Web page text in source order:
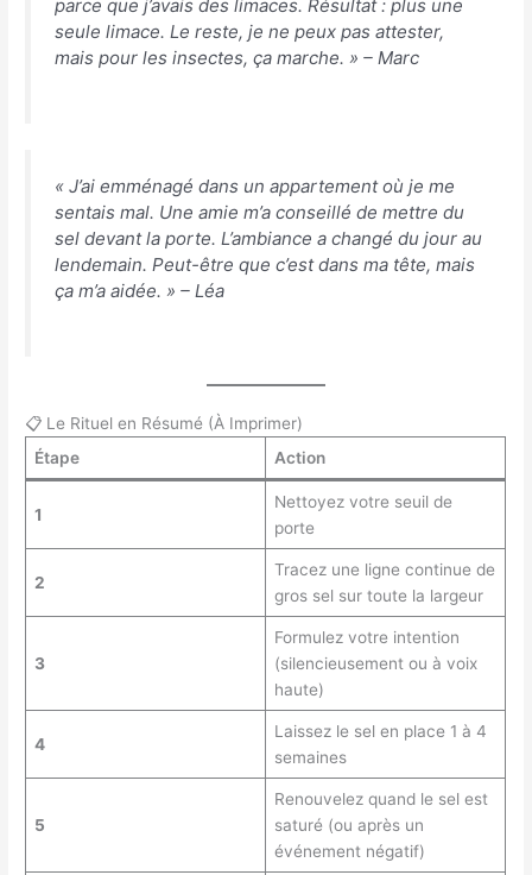
parce que j’avais des limaces. Résultat : plus une
seule limace. Le reste, je ne peux pas attester,
mais pour les insectes, ça marche. » – Marc
« J’ai emménagé dans un appartement où je me
sentais mal. Une amie m’a conseillé de mettre du
sel devant la porte. L’ambiance a changé du jour au
lendemain. Peut-être que c’est dans ma tête, mais
ça m’a aidée. » – Léa
📋 Le Rituel en Résumé (À Imprimer)
Étape
Action
1
Nettoyez votre seuil de
porte
2
Tracez une ligne continue de
gros sel sur toute la largeur
3
Formulez votre intention
(silencieusement ou à voix
haute)
4
Laissez le sel en place 1 à 4
semaines
5
Renouvelez quand le sel est
saturé (ou après un
événement négatif)